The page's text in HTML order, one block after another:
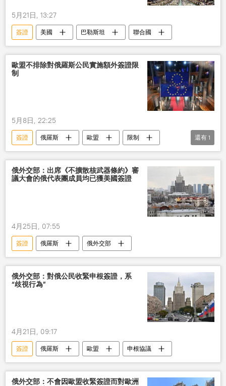
5月21日, 13:27
簽證 美國 巴勒斯坦 聯合國
歐盟不排除對俄羅斯公民實施額外簽證限
制
5月8日, 22:25
簽證 俄羅斯 歐盟
限制
公民
還有 1
俄外交部：出席《不擴散核武器條約》審
議大會的俄代表團成員均已獲美國簽證
4月25日, 07:55
簽證 俄羅斯 俄外交部
俄外交部：對俄公民收緊申根簽證，系
“歧視行為”
4月21日, 09:17
簽證 俄羅斯 歐盟 申根協議
俄外交部：不會因歐盟收緊簽證而對歐洲